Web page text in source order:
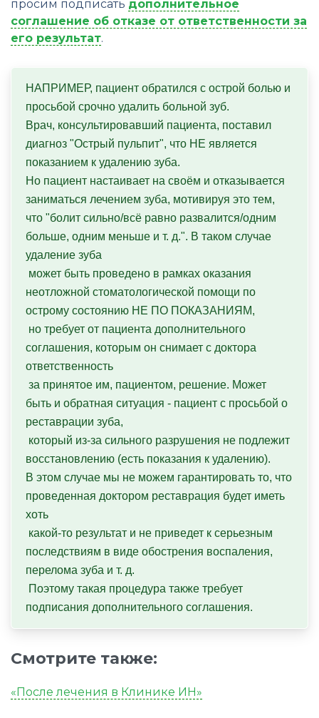
просим подписать дополнительное
соглашение об отказе от ответственности за
его результат.
НАПРИМЕР, пациент обратился с острой болью и
просьбой срочно удалить больной зуб.
Врач, консультировавший пациента, поставил
диагноз "Острый пульпит", что НЕ является
показанием к удалению зуба.
Но пациент настаивает на своём и отказывается
заниматься лечением зуба, мотивируя это тем,
что "болит сильно/всё равно развалится/одним
больше, одним меньше и т. д.". В таком случае
удаление зуба
неотложной стоматологической помощи по
острому состоянию НЕ ПО ПОКАЗАНИЯМ,
соглашения, которым он снимает с доктора
ответственность
быть и обратная ситуация - пациент с просьбой о
реставрации зуба,
восстановлению (есть показания к удалению).
В этом случае мы не можем гарантировать то, что
проведенная доктором реставрация будет иметь
хоть
последствиям в виде обострения воспаления,
перелома зуба и т. д.
подписания дополнительного соглашения.
Смотрите также:
«После лечения в Клинике ИН»